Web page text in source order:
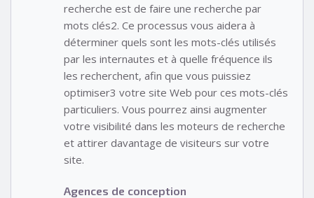
recherche est de faire une recherche par
mots clés2. Ce processus vous aidera à
déterminer quels sont les mots-clés utilisés
par les internautes et à quelle fréquence ils
les recherchent, afin que vous puissiez
optimiser3 votre site Web pour ces mots-clés
particuliers. Vous pourrez ainsi augmenter
votre visibilité dans les moteurs de recherche
et attirer davantage de visiteurs sur votre
site.
Agences de conception